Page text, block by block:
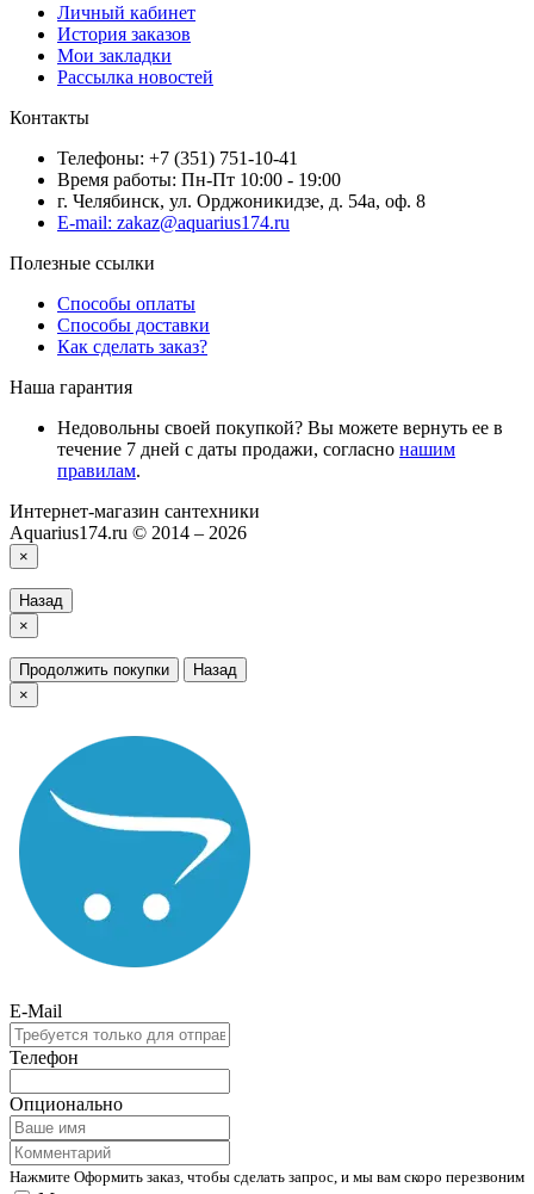
Личный кабинет
История заказов
Мои закладки
Рассылка новостей
Контакты
Телефоны: +7 (351) 751-10-41
Время работы: Пн-Пт 10:00 - 19:00
г. Челябинск, ул. Орджоникидзе, д. 54а, оф. 8
E-mail: zakaz@aquarius174.ru
Полезные ссылки
Способы оплаты
Способы доставки
Как сделать заказ?
Наша гарантия
Недовольны своей покупкой? Вы можете вернуть ее в
течение 7 дней с даты продажи, согласно нашим
правилам.
Интернет-магазин сантехники
Aquarius174.ru © 2014 – 2026
×
Назад
×
Продолжить покупки
Назад
×
E-Mail
Телефон
Опционально
Нажмите Оформить заказ, чтобы сделать запрос, и мы вам скоро перезвоним